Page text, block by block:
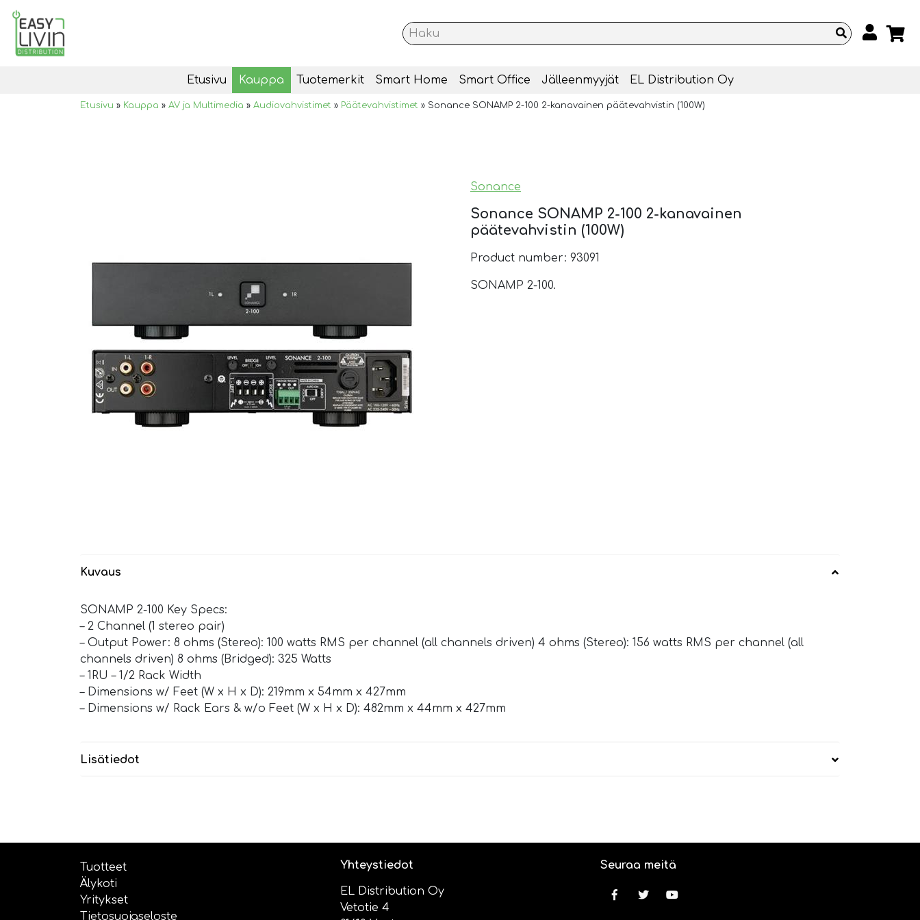
Etusivu Kauppa Tuotemerkit Smart Home Smart Office Jälleenmyyjät EL Distribution Oy
Etusivu » Kauppa » AV ja Multimedia » Audiovahvistimet » Päätevahvistimet » Sonance SONAMP 2-100 2-kanavainen päätevahvistin (100W)
Sonance
Sonance SONAMP 2-100 2-kanavainen
päätevahvistin (100W)
Product number: 93091
SONAMP 2-100.
Kuvaus
SONAMP 2-100 Key Specs:
– 2 Channel (1 stereo pair)
– Output Power: 8 ohms (Stereo): 100 watts RMS per channel (all channels driven) 4 ohms (Stereo): 156 watts RMS per channel (all
channels driven) 8 ohms (Bridged): 325 Watts
– 1RU – 1/2 Rack Width
– Dimensions w/ Feet (W x H x D): 219mm x 54mm x 427mm
– Dimensions w/ Rack Ears & w/o Feet (W x H x D): 482mm x 44mm x 427mm
Lisätiedot
Tuotteet
Älykoti
Yritykset
Tietosuojaseloste
Yhteystiedot
EL Distribution Oy
Vetotie 4
Seuraa meitä